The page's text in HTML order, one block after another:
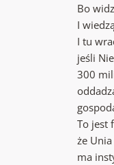
Bo
I
I tu
jeśli
300
To jest
że
ma